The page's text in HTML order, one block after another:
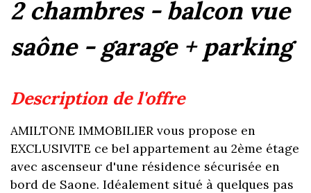
2 chambres - balcon vue
saône - garage + parking
description de l'offre
AMILTONE IMMOBILIER vous propose en
EXCLUSIVITE ce bel appartement au 2ème étage
avec ascenseur d'une résidence sécurisée en
bord de Saone. Idéalement situé à quelques pas